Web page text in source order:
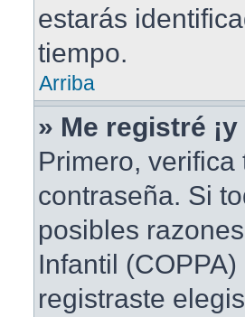
estarás
tiempo.
Arriba
» Me registré
Primero,
contraseña. Si
posibles
Infantil
registraste